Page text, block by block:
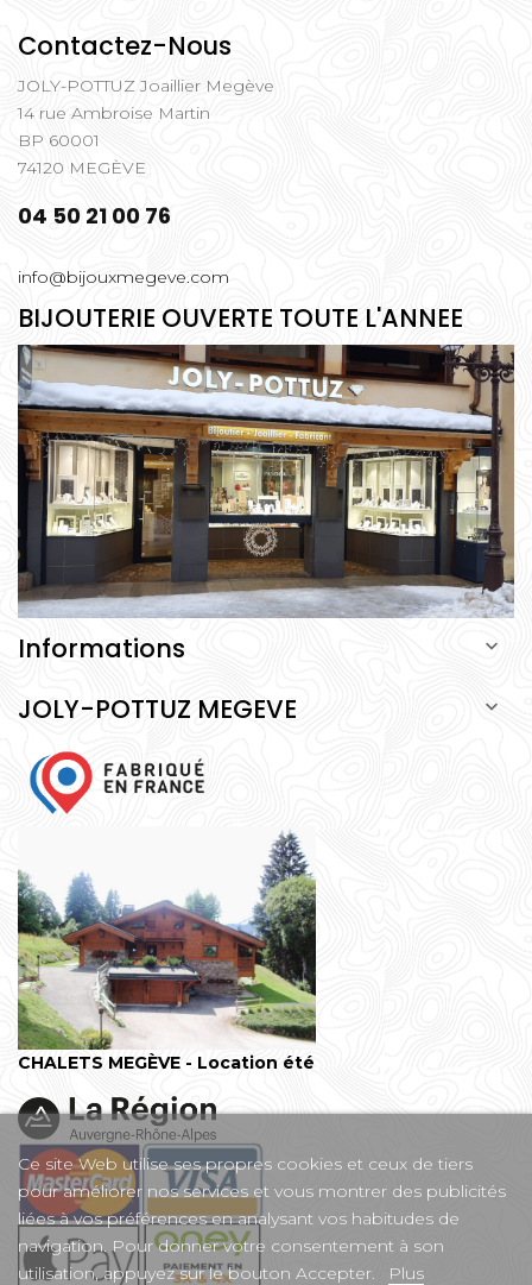
Contactez-Nous
JOLY-POTTUZ Joaillier Megève
14 rue Ambroise Martin
BP 60001
74120 MEGÈVE
04 50 21 00 76
info@bijouxmegeve.com
BIJOUTERIE OUVERTE TOUTE L'ANNEE
Informations 
JOLY-POTTUZ MEGEVE 
CHALETS MEGÈVE - Location été
Ce site Web utilise ses propres cookies et ceux de tiers
pour améliorer nos services et vous montrer des publicités
liées à vos préférences en analysant vos habitudes de
navigation. Pour donner votre consentement à son
utilisation, appuyez sur le bouton Accepter.
Plus